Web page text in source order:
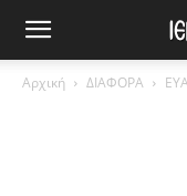
Αρχική ΔΙΑΦΟΡΑ